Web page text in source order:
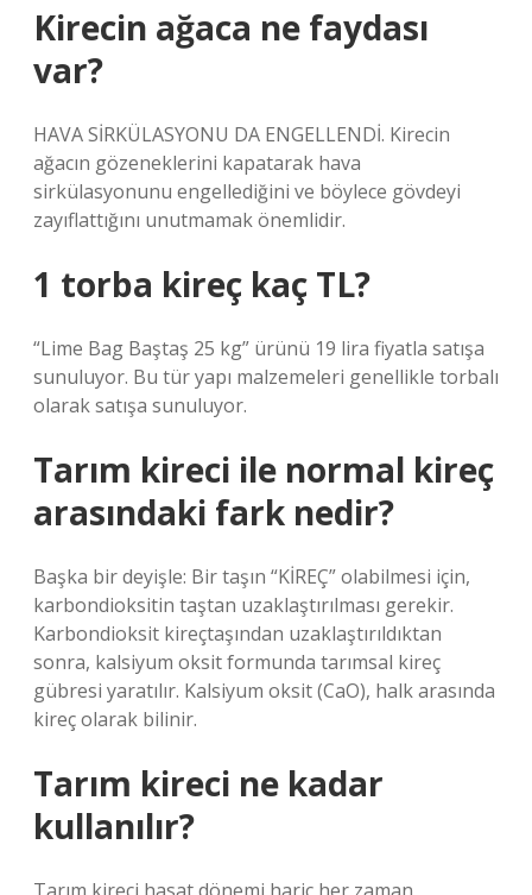
Kirecin ağaca ne faydası
var?
HAVA SİRKÜLASYONU DA ENGELLENDİ. Kirecin
ağacın gözeneklerini kapatarak hava
sirkülasyonunu engellediğini ve böylece gövdeyi
zayıflattığını unutmamak önemlidir.
1 torba kireç kaç TL?
“Lime Bag Baştaş 25 kg” ürünü 19 lira fiyatla satışa
sunuluyor. Bu tür yapı malzemeleri genellikle torbalı
olarak satışa sunuluyor.
Tarım kireci ile normal kireç
arasındaki fark nedir?
Başka bir deyişle: Bir taşın “KİREÇ” olabilmesi için,
karbondioksitin taştan uzaklaştırılması gerekir.
Karbondioksit kireçtaşından uzaklaştırıldıktan
sonra, kalsiyum oksit formunda tarımsal kireç
gübresi yaratılır. Kalsiyum oksit (CaO), halk arasında
kireç olarak bilinir.
Tarım kireci ne kadar
kullanılır?